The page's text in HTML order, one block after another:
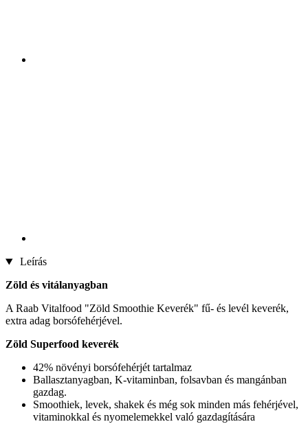
Leírás
Zöld és vitálanyagban
A Raab Vitalfood "Zöld Smoothie Keverék" fű- és levél keverék,
extra adag borsófehérjével.
Zöld Superfood keverék
42% növényi borsófehérjét tartalmaz
Ballasztanyagban, K-vitaminban, folsavban és mangánban
gazdag.
Smoothiek, levek, shakek és még sok minden más fehérjével,
vitaminokkal és nyomelemekkel való gazdagítására